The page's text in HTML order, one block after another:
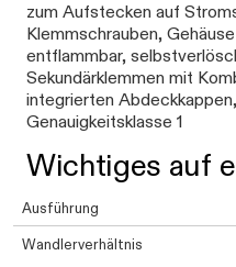
zum Aufstecken auf
Klemmschrauben,
entflammbar,
Sekundärklemmen mit
integrierten
Genauigkeitsklasse 1
Wichtiges auf
Ausführung
Wandlerverhältnis